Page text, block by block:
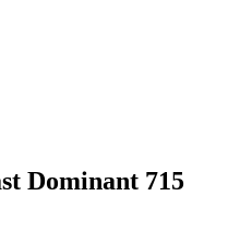
Dominant 715